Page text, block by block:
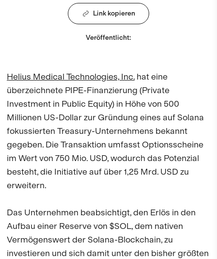
Link kopieren
Veröffentlicht:
Helius Medical Technologies, Inc. hat eine
überzeichnete PIPE-Finanzierung (Private
Investment in Public Equity) in Höhe von 500
Millionen US-Dollar zur Gründung eines auf Solana
fokussierten Treasury-Unternehmens bekannt
gegeben. Die Transaktion umfasst Optionsscheine
im Wert von 750 Mio. USD, wodurch das Potenzial
besteht, die Initiative auf über 1,25 Mrd. USD zu
erweitern.
Das Unternehmen beabsichtigt, den Erlös in den
Aufbau einer Reserve von $SOL, dem nativen
Vermögenswert der Solana-Blockchain, zu
investieren und sich damit unter den bisher größten